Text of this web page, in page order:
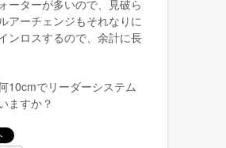
ーターが多いので、見破ら
アーチェンジもそれなりに
ンロスするので、余計に長
10cmでリーダーシステム
ますか？